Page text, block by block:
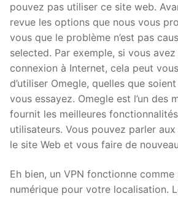
pouvez pas utiliser ce site web.
revue les options que nous vous
vous que le problème n’est pas
selected. Par exemple, si vous
connexion à Internet, cela peut
d’utiliser Omegle, quelles que
vous essayez. Omegle est l’un des
fournit les meilleures
utilisateurs. Vous pouvez parler
le site Web et vous faire de
Eh bien, un VPN fonctionne comme
numérique pour votre localisation.